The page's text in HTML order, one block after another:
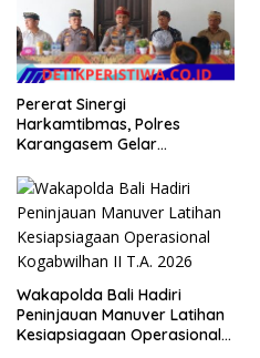
Pererat Sinergi
Harkamtibmas, Polres
Karangasem Gelar
Kamtibmas di Dangin Sema II
Wakapolda Bali Hadiri
Peninjauan Manuver Latihan
Kesiapsiagaan Operasional